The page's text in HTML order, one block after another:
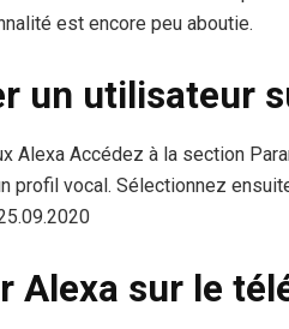
est encore peu aboutie.
un utilisateur
Alexa Accédez à la section
profil vocal. Sélectionnez
Alexa sur le